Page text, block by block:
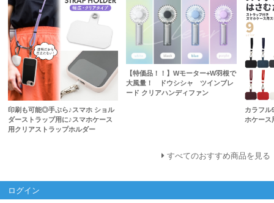
印刷も可能◎手ぶら♪スマホ ショル
ダーストラップ用に♪スマホケース
用クリアストラップホルダー
【特価品！！】Wモーター+W羽根で
大風量！ ドウシシャ ツインブレ
ード クリアハンディファン
カラフ
ホケース
すべてのおすすめ商品を見る
ログイン